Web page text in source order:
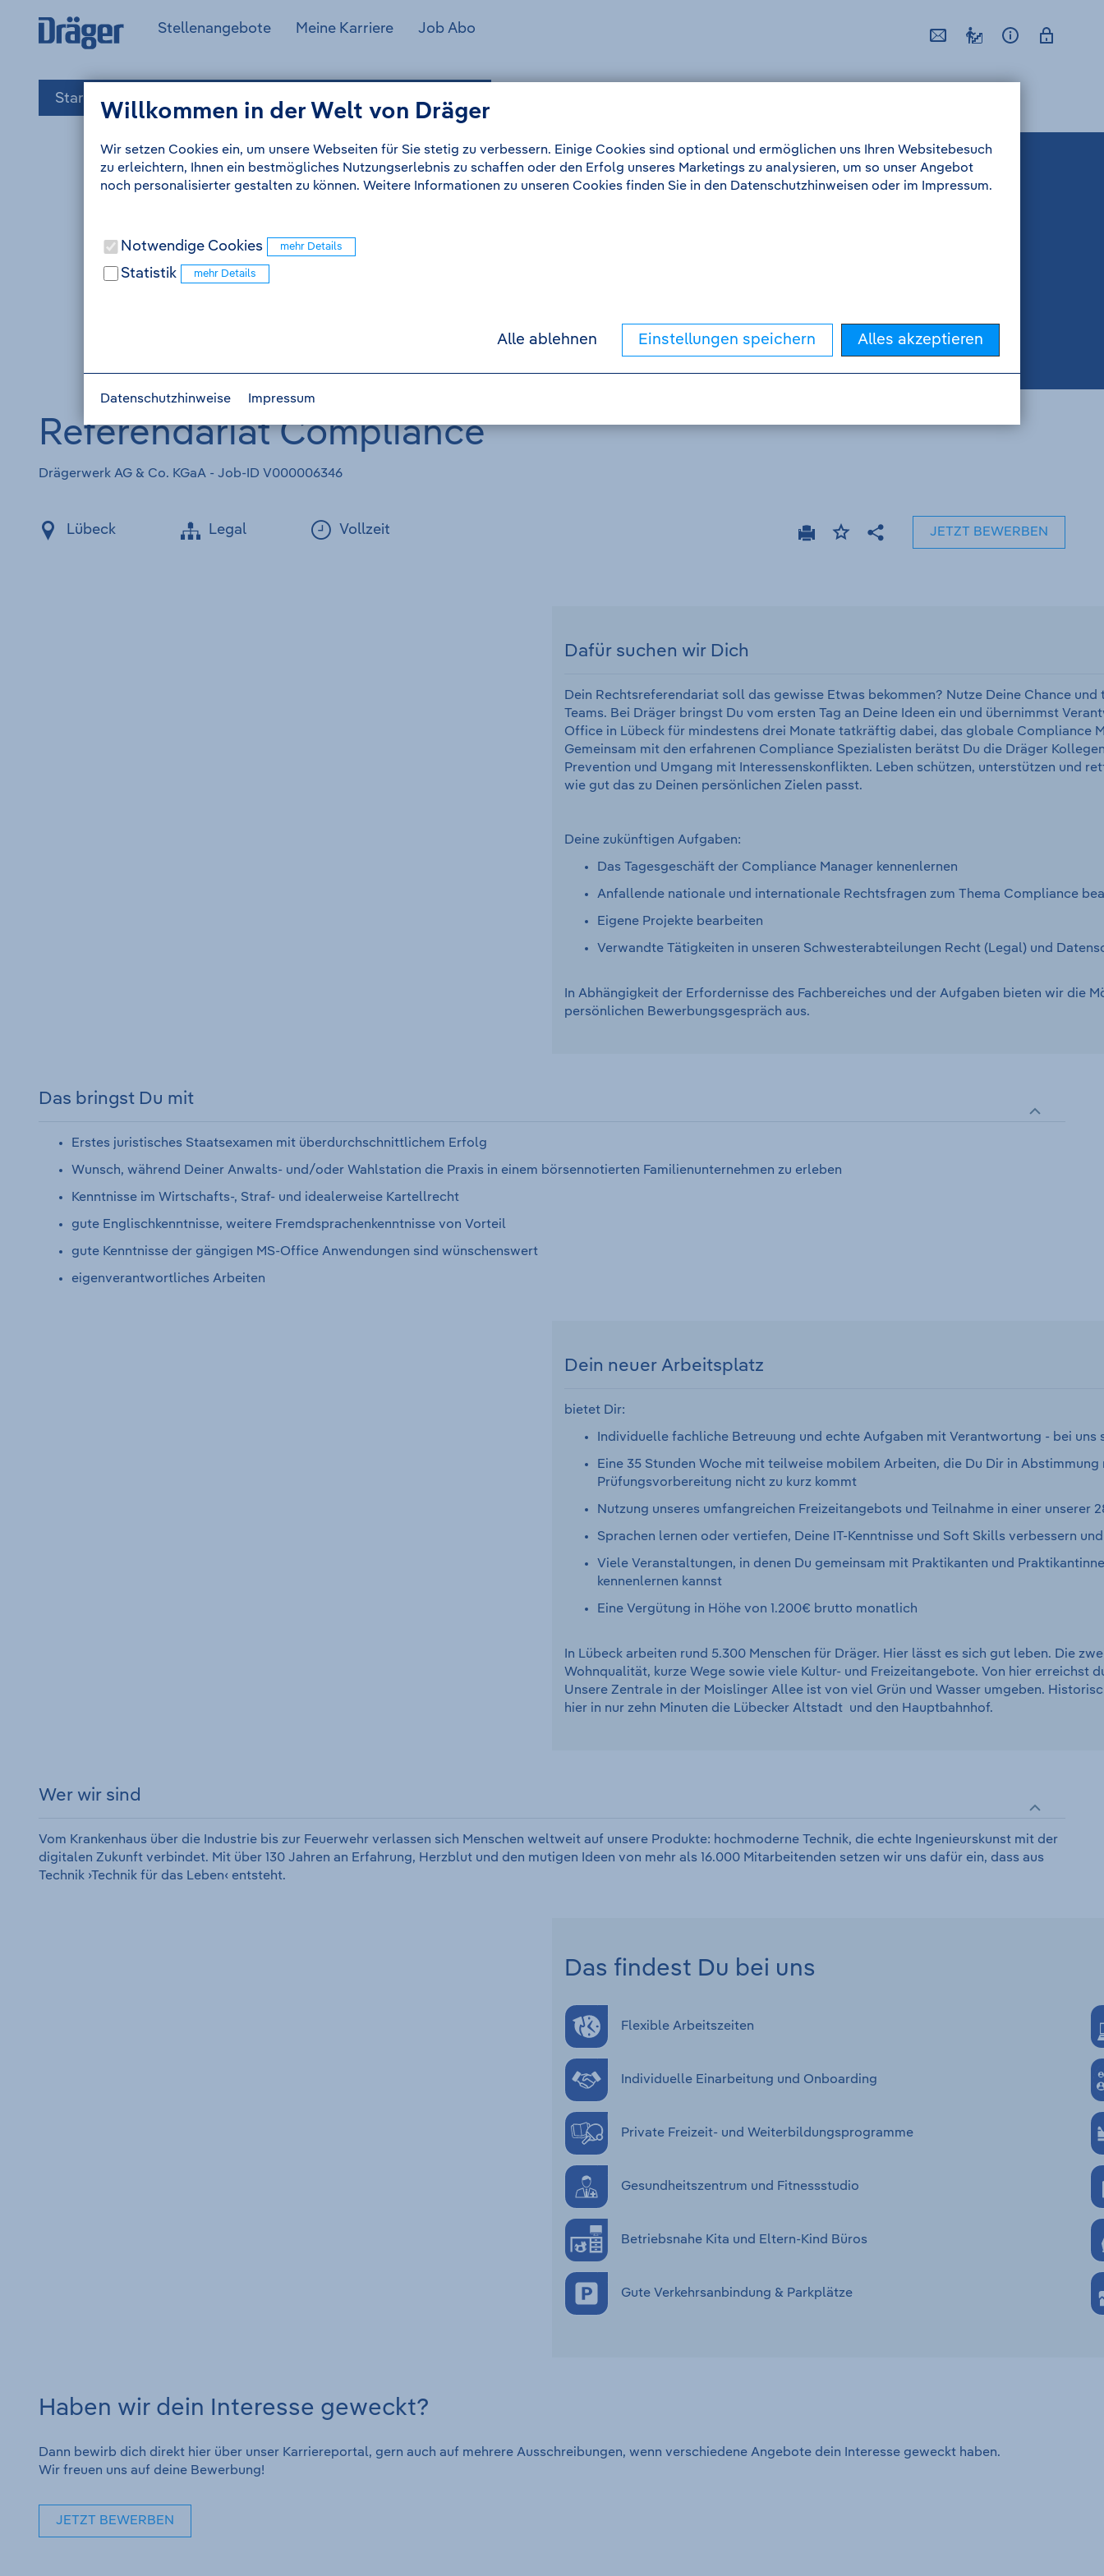
Inhalt
Anmelden
Navigation
Drägerwerk
AG
Co.
KGaA
-
Stellenangebote(aktuell)Meine Karriere Job Abo
Startseite Stellenangebote Referendariat Compliance
Willkommen in der Welt von Dräger
Wir setzen Cookies ein, um unsere Webseiten für Sie stetig zu verbessern. Einige Cookies sind optional und ermöglichen uns Ihren Websitebesuch
zu erleichtern, Ihnen ein bestmögliches Nutzungserlebnis zu schaffen oder den Erfolg unseres Marketings zu analysieren, um so unser Angebot
noch personalisierter gestalten zu können. Weitere Informationen zu unseren Cookies finden Sie in den Datenschutzhinweisen oder im Impressum.
Notwendige Cookies
Statistik
Alles akzeptieren
Alle ablehnen Einstellungen speichern
Datenschutzhinweise Impressum
Referendariat Compliance
Drägerwerk AG & Co. KGaA - Job-ID V000006346
Lübeck Legal Vollzeit
DruckenStellenanzeige
Teilen
JETZT BEWERBEN
Dafür suchen wir Dich
Dein Rechtsreferendariat soll das gewisse Etwas bekommen? Nutze Deine Chance
Teams. Bei Dräger bringst Du vom ersten Tag an Deine Ideen ein und übernimmst
Office in Lübeck für mindestens drei Monate tatkräftig dabei, das globale Compliance
Gemeinsam mit den erfahrenen Compliance Spezialisten berätst Du die Dräger
Prevention und Umgang mit Interessenskonflikten. Leben schützen, unterstützen und
wie gut das zu Deinen persönlichen Zielen passt.
Deine zukünftigen Aufgaben:
Das Tagesgeschäft der Compliance Manager kennenlernen
Anfallende nationale und internationale Rechtsfragen zum Thema Compliance
Eigene Projekte bearbeiten
Verwandte Tätigkeiten in unseren Schwesterabteilungen Recht (Legal) und
In Abhängigkeit der Erfordernisse des Fachbereiches und der Aufgaben bieten wir die
persönlichen Bewerbungsgespräch aus.
Das bringst Du mit
Erstes juristisches Staatsexamen mit überdurchschnittlichem Erfolg
Wunsch, während Deiner Anwalts- und/oder Wahlstation die Praxis in einem börsennotierten Familienunternehmen zu erleben
Kenntnisse im Wirtschafts-, Straf- und idealerweise Kartellrecht
gute Englischkenntnisse, weitere Fremdsprachenkenntnisse von Vorteil
gute Kenntnisse der gängigen MS-Office Anwendungen sind wünschenswert
eigenverantwortliches Arbeiten
Dein neuer Arbeitsplatz
bietet Dir:
Individuelle fachliche Betreuung und echte Aufgaben mit Verantwortung - bei
Eine 35 Stunden Woche mit teilweise mobilem Arbeiten, die Du Dir in
Prüfungsvorbereitung nicht zu kurz kommt
Nutzung unseres umfangreichen Freizeitangebots und Teilnahme in einer unserer
Sprachen lernen oder vertiefen, Deine IT-Kenntnisse und Soft Skills verbessern
Viele Veranstaltungen, in denen Du gemeinsam mit Praktikanten und
kennenlernen kannst
Eine Vergütung in Höhe von 1.200€ brutto monatlich
In Lübeck arbeiten rund 5.300 Menschen für Dräger. Hier lässt es sich gut leben. Die
Wohnqualität, kurze Wege sowie viele Kultur- und Freizeitangebote. Von hier erreichst
Unsere Zentrale in der Moislinger Allee ist von viel Grün und Wasser umgeben.
hier in nur zehn Minuten die Lübecker Altstadt und den Hauptbahnhof.
Wer wir sind
Vom Krankenhaus über die Industrie bis zur Feuerwehr verlassen sich Menschen weltweit auf unsere Produkte: hochmoderne Technik, die echte Ingenieurskunst mit der
digitalen Zukunft verbindet. Mit über 130 Jahren an Erfahrung, Herzblut und den mutigen Ideen von mehr als 16.000 Mitarbeitenden setzen wir uns dafür ein, dass aus
Technik ›Technik für das Leben‹ entsteht.
Das findest Du bei uns
Flexible Arbeitszeiten
Individuelle Einarbeitung und Onboarding
Private Freizeit- und Weiterbildungsprogramme
Gesundheitszentrum und Fitnessstudio
Betriebsnahe Kita und Eltern-Kind Büros
Gute Verkehrsanbindung & Parkplätze
Haben wir dein Interesse geweckt?
Dann bewirb dich direkt hier über unser Karriereportal, gern auch auf mehrere Ausschreibungen, wenn verschiedene Angebote dein Interesse geweckt haben.
Wir freuen uns auf deine Bewerbung!
JETZT BEWERBEN